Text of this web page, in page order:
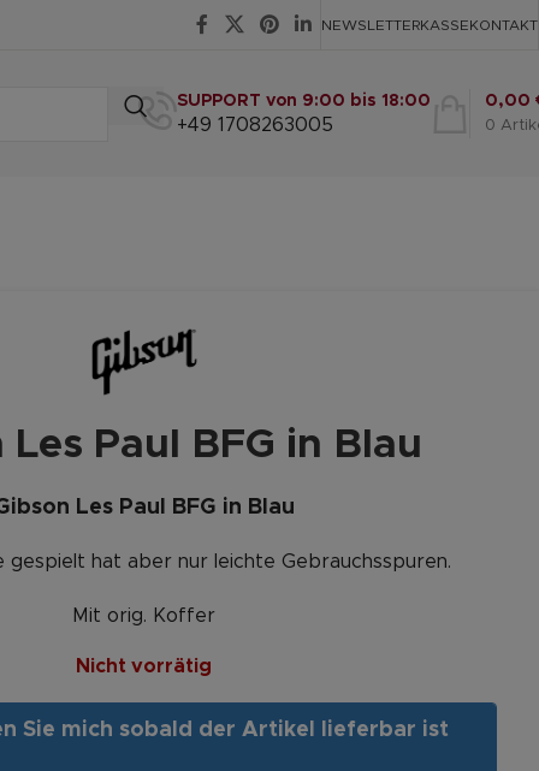
NEWSLETTERKASSEKONTAKT
SUPPORT von 9:00 bis 18:00
+49 1708263005 0
0,00
Les Paul BFG in Blau
Les Paul BFG in Blau
gespielt hat aber nur leichte Gebrauchsspuren.
Mit orig. Koffer
Nicht vorrätig
Sie mich sobald der Artikel lieferbar ist